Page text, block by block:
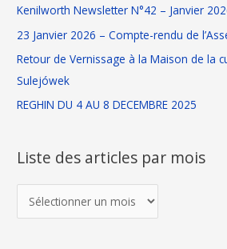
Kenilworth Newsletter N°42 – Janvier
23 Janvier 2026 – Compte-rendu de
Retour de Vernissage à la Maison de la
Sulejówek
REGHIN DU 4 AU 8 DECEMBRE 2025
Liste des articles par mois
a
r
m
i